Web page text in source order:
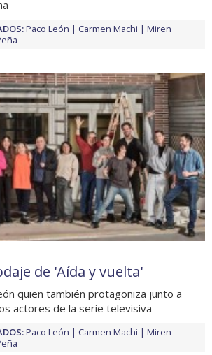
Paco León Carmen Machi
Miren
de 'Aída y vuelta'
quien también protagoniza junto a
actores de la serie televisiva
Paco León Carmen Machi
Miren